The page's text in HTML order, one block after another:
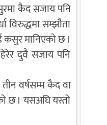
कैद सजाय पनि
विरुद्धमा सम्झौता
कसुर मानिएको छ ।
दुवै सजाय पनि
वर्षसम्म कैद वा
छ । यसअघि यस्तो